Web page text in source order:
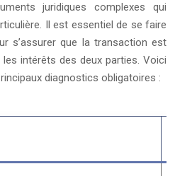
juridiques complexes qui
Il est essentiel de se faire
s’assurer que la transaction est
intérêts des deux parties. Voici
diagnostics obligatoires :